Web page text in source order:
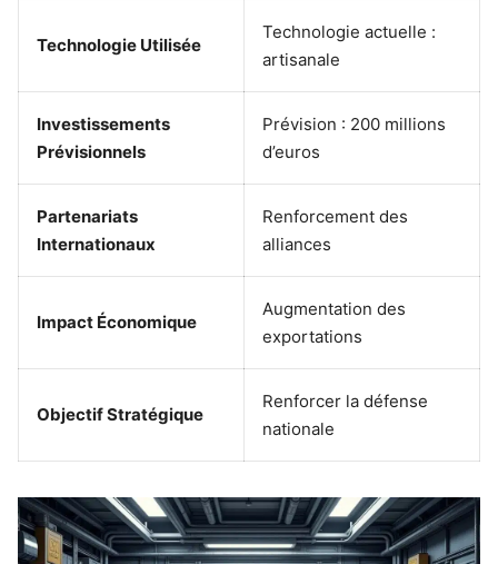
Technologie Utilisée
Technologie actuelle :
artisanale
Investissements
Prévisionnels
Prévision : 200 millions
d’euros
Partenariats
Internationaux
Renforcement des
alliances
Impact Économique
Augmentation des
exportations
Objectif Stratégique
Renforcer la défense
nationale